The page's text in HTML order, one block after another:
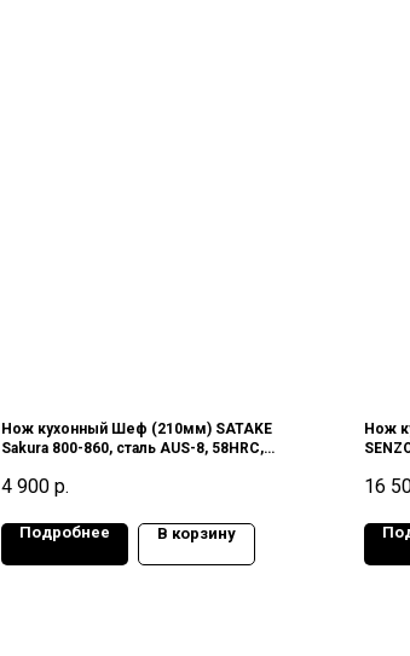
Нож кухонный Шеф (210мм) SATAKE
Sakura 800-860, сталь AUS-8, 58HRC,
4 900 р.
Подробнее В корзину
Нож
16